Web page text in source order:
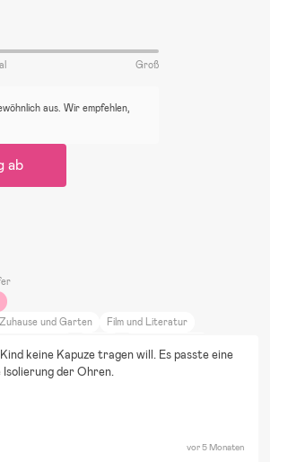
Groß
aus. Wir empfehlen,
ab
Zuhause und Garten
Film und Literatur
keine Kapuze tragen will. Es passte eine
der Ohren.
vor 5 Monaten